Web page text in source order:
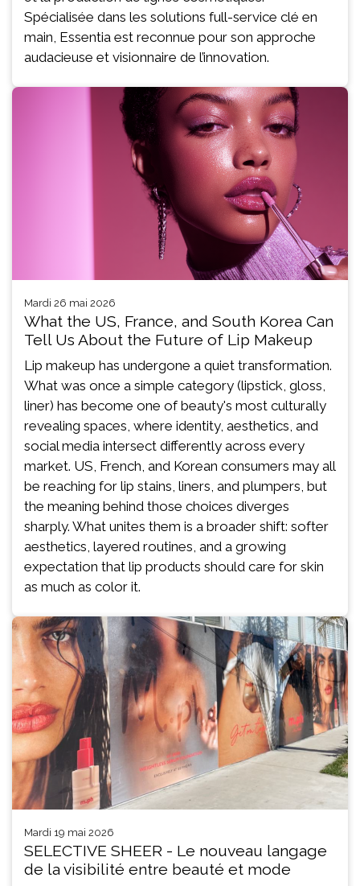
Spécialisée dans les solutions full-service clé en
main, Essentia est reconnue pour son approche
audacieuse et visionnaire de l’innovation.
mardi 26 mai 2026
What the US, France, and South Korea Can
Tell Us About the Future of Lip Makeup
Lip makeup has undergone a quiet transformation.
What was once a simple category (lipstick, gloss,
liner) has become one of beauty's most culturally
revealing spaces, where identity, aesthetics, and
social media intersect differently across every
market. US, French, and Korean consumers may all
be reaching for lip stains, liners, and plumpers, but
the meaning behind those choices diverges
sharply. What unites them is a broader shift: softer
aesthetics, layered routines, and a growing
expectation that lip products should care for skin
as much as color it.
mardi 19 mai 2026
SELECTIVE SHEER - Le nouveau langage
de la visibilité entre beauté et mode